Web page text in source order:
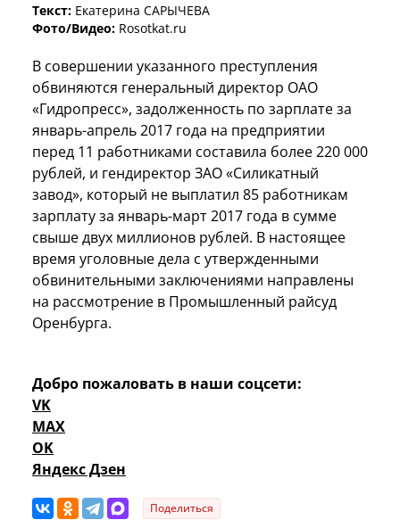
Текст: Екатерина САРЫЧЕВА
Фото/Видео: Rosotkat.ru
В совершении указанного преступления
обвиняются генеральный директор ОАО
«Гидропресс», задолженность по зарплате за
январь-апрель 2017 года на предприятии
перед 11 работниками составила более 220 000
рублей, и гендиректор ЗАО «Силикатный
завод», который не выплатил 85 работникам
зарплату за январь-март 2017 года в сумме
свыше двух миллионов рублей. В настоящее
время уголовные дела с утвержденными
обвинительными заключениями направлены
на рассмотрение в Промышленный райсуд
Оренбурга.
Добро пожаловать в наши соцсети:
VK
MAX
OK
Яндекс Дзен
Поделиться